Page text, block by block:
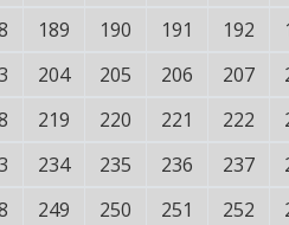
189 190 191 192
204 205 206 207
219 220 221 222
234 235 236 237
249 250 251 252